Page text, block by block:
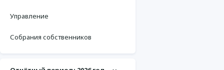
Управление
Собрания собственников